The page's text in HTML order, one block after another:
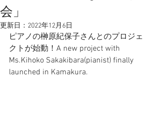
会」
更新日： 2022年12月6日
ピアノの榊原紀保子さんとのプロジェ
クトが始動！A new project with
Ms.Kihoko Sakakibara(pianist) finally
launched in Kamakura.